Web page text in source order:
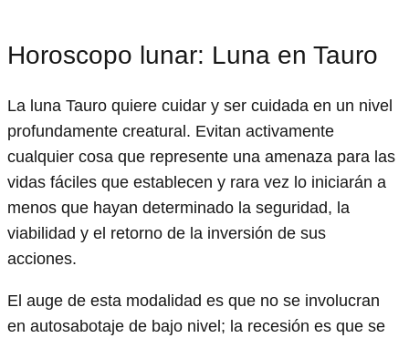
Horoscopo lunar: Luna en Tauro
La luna Tauro quiere cuidar y ser cuidada en un nivel
profundamente creatural. Evitan activamente
cualquier cosa que represente una amenaza para las
vidas fáciles que establecen y rara vez lo iniciarán a
menos que hayan determinado la seguridad, la
viabilidad y el retorno de la inversión de sus
acciones.
El auge de esta modalidad es que no se involucran
en autosabotaje de bajo nivel; la recesión es que se